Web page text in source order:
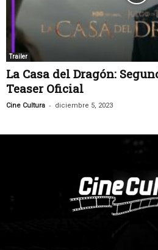
Trailer
La Casa del Dragón:
Teaser Oficial
Cine Cultura - diciembre 5, 2023